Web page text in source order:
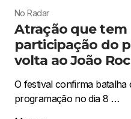
No Radar
Atração que tem
participação do
volta ao João
O festival confirma batalha
programação no dia 8 …